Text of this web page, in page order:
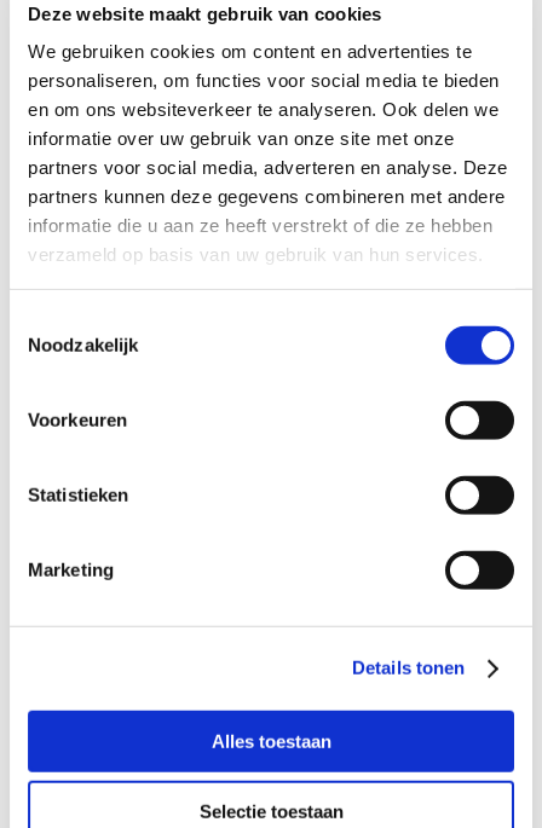
Deze website maakt gebruik van cookies
We gebruiken cookies om content en advertenties te
personaliseren, om functies voor social media te bieden
en om ons websiteverkeer te analyseren. Ook delen we
informatie over uw gebruik van onze site met onze
partners voor social media, adverteren en analyse. Deze
partners kunnen deze gegevens combineren met andere
informatie die u aan ze heeft verstrekt of die ze hebben
verzameld op basis van uw gebruik van hun services.
Noodzakelijk
Voorkeuren
Statistieken
Marketing
Details tonen
Alles toestaan
Selectie toestaan
Gewenste terugbelmoment
Tijdstip
Datum
Ik ga akkoord met hetprivacy statement
 Bel kosteloos en vrijblijvend

Naar
contactformulier
 Gespecialiseerd in strafzaken
De advocaten aangesloten bij ons
advocatennetwerk zijn gespecialiseerd in het